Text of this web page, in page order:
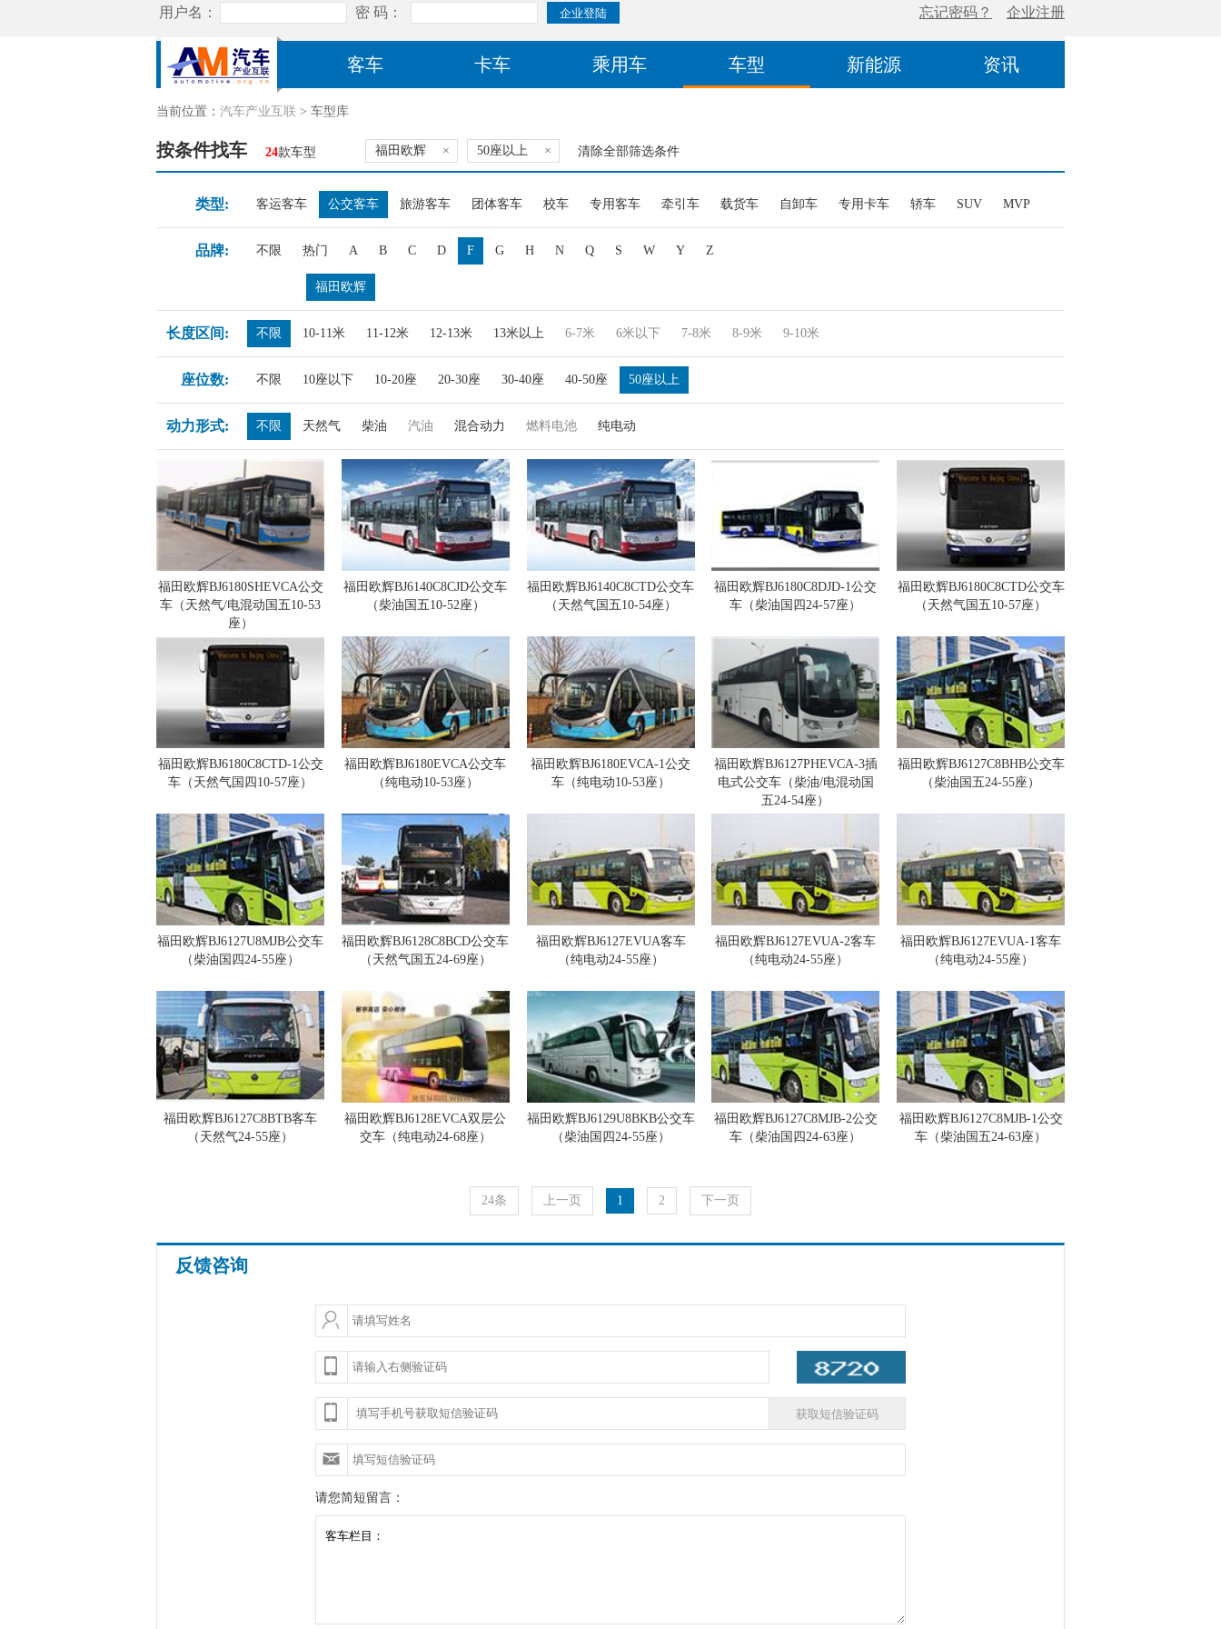
客车 卡车 乘用车 车型 新能源 资讯
当前位置： 汽车产业互联 > 车型库
按条件找车 24款车型 福田欧辉 × 50座以上 × 清除全部筛选条件
类型: 客运客车 公交客车 旅游客车 团体客车 校车 专用客车 牵引车 载货车 自卸车 专用卡车 轿车 SUV MVP
品牌: 不限 热门 A B C D F G H N Q S W Y Z
福田欧辉
长度区间: 不限 10-11米 11-12米 12-13米 13米以上 6-7米 6米以下 7-8米 8-9米 9-10米
座位数: 不限 10座以下 10-20座 20-30座 30-40座 40-50座 50座以上
动力形式: 不限 天然气 柴油 汽油 混合动力 燃料电池 纯电动
福田欧辉BJ6180SHEVCA公交
车（天然气/电混动国五10-53
座）
福田欧辉BJ6140C8CJD公交车
（柴油国五10-52座）
福田欧辉BJ6140C8CTD公交车
（天然气国五10-54座）
福田欧辉BJ6180C8DJD-1公交
车（柴油国四24-57座）
福田欧辉BJ6180C8CTD公交车
（天然气国五10-57座）
福田欧辉BJ6180C8CTD-1公交
车（天然气国四10-57座）
福田欧辉BJ6180EVCA公交车
（纯电动10-53座）
福田欧辉BJ6180EVCA-1公交
车（纯电动10-53座）
福田欧辉BJ6127PHEVCA-3插
电式公交车（柴油/电混动国
五24-54座）
福田欧辉BJ6127C8BHB公交车
（柴油国五24-55座）
福田欧辉BJ6127U8MJB公交车
（柴油国四24-55座）
福田欧辉BJ6128C8BCD公交车
（天然气国五24-69座）
福田欧辉BJ6127EVUA客车
（纯电动24-55座）
福田欧辉BJ6127EVUA-2客车
（纯电动24-55座）
福田欧辉BJ6127EVUA-1客车
（纯电动24-55座）
福田欧辉BJ6127C8BTB客车
（天然气24-55座）
福田欧辉BJ6128EVCA双层公
交车（纯电动24-68座）
福田欧辉BJ6129U8BKB公交车
（柴油国四24-55座）
福田欧辉BJ6127C8MJB-2公交
车（柴油国四24-63座）
福田欧辉BJ6127C8MJB-1公交
车（柴油国五24-63座）
24条 上一页 1 2 下一页
反馈咨询
请您简短留言：